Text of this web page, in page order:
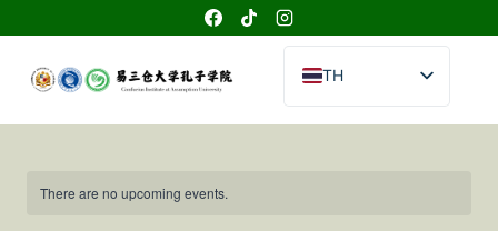
to
content
TH
EN
There are no upcoming events.